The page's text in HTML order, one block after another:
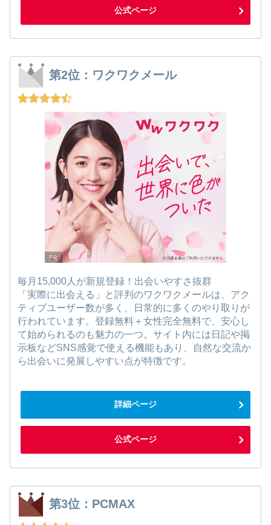
公式ページ
第2位：ワクワクメール
毎月15,000人が新規登録！出会いやすさ抜群
「実際に出会える」と評判のワクワクメールは、アク
ティブユーザー数が多く、日常的に多くのやり取りが
行われています。登録無料＋女性完全無料で、安心し
て始められるのも魅力の一つ。サイト内には日記や掲
示板などSNS感覚で使える機能もあり、自然な交流か
ら出会いに発展しやすい点が特徴です。
詳細ページ
公式ページ
第3位：PCMAX